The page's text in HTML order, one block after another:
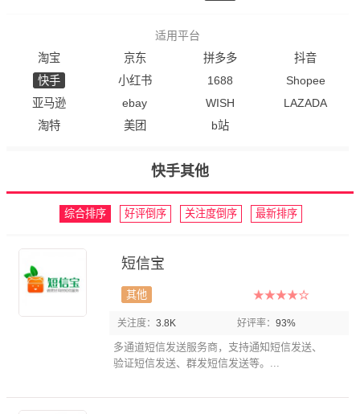
适用平台
淘宝
京东 拼多多
抖音
快手
小红书 1688
Shopee
亚马逊
ebay WISH
LAZADA
淘特
美团 b站
快手其他
综合排序 好评倒序 关注度倒序 最新排序
短信宝
其他
关注度： 3.8K 好评率： 93%
多通道短信发送服务商，支持通知短信发送、
验证短信发送、群发短信发送等。...